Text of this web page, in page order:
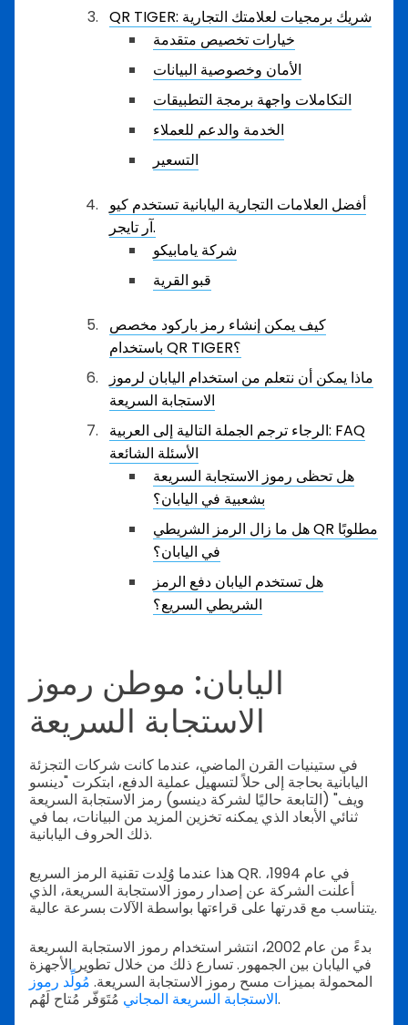
QR TIGER: شريك برمجيات لعلامتك التجارية
خيارات تخصيص متقدمة
الأمان وخصوصية البيانات
التكاملات واجهة برمجة التطبيقات
الخدمة والدعم للعملاء
التسعير
أفضل العلامات التجارية اليابانية تستخدم كيو
آر تايجر.
شركة يامابيكو
قبو القرية
كيف يمكن إنشاء رمز باركود مخصص
باستخدام QR TIGER؟
ماذا يمكن أن نتعلم من استخدام اليابان لرموز
الاستجابة السريعة
الرجاء ترجم الجملة التالية إلى العربية: FAQ
الأسئلة الشائعة
هل تحظى رموز الاستجابة السريعة
بشعبية في اليابان؟
هل ما زال الرمز الشريطي QR مطلوبًا
في اليابان؟
هل تستخدم اليابان دفع الرمز
الشريطي السريع؟
اليابان: موطن رموز
الاستجابة السريعة
في ستينيات القرن الماضي، عندما كانت شركات التجزئة
اليابانية بحاجة إلى حلاً لتسهيل عملية الدفع، ابتكرت "دينسو
ويف" (التابعة حاليًا لشركة دينسو) رمز الاستجابة السريعة
ثنائي الأبعاد الذي يمكنه تخزين المزيد من البيانات، بما في
ذلك الحروف اليابانية.
هذا عندما وُلِدت تقنية الرمز السريع QR. في عام 1994،
أعلنت الشركة عن إصدار رموز الاستجابة السريعة، الذي
يتناسب مع قدرتها على قراءتها بواسطة الآلات بسرعة عالية.
بدءً من عام 2002، انتشر استخدام رموز الاستجابة السريعة
في اليابان بين الجمهور. تسارع ذلك من خلال تطوير الأجهزة
المحمولة بميزات مسح رموز الاستجابة السريعة. مُولِّد رموز
الاستجابة السريعة المجانيمُتَوَفّر مُتاح لَهُم.